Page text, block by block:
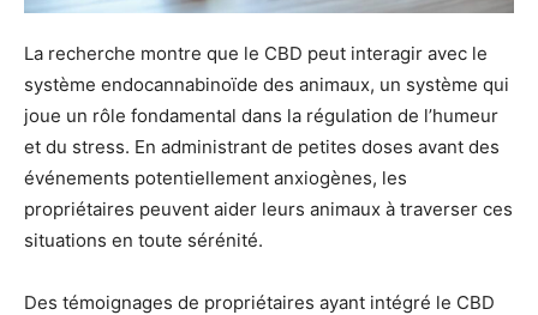
La recherche montre que le CBD peut interagir avec le
système endocannabinoïde des animaux, un système qui
joue un rôle fondamental dans la régulation de l’humeur
et du stress. En administrant de petites doses avant des
événements potentiellement anxiogènes, les
propriétaires peuvent aider leurs animaux à traverser ces
situations en toute sérénité.
Des témoignages de propriétaires ayant intégré le CBD